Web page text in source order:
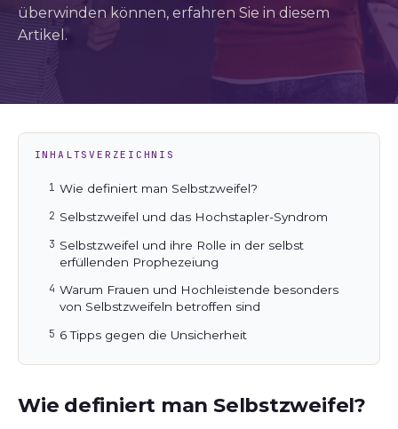
überwinden können, erfahren Sie in diesem
Artikel.
INHALTSVERZEICHNIS
Wie definiert man Selbstzweifel?
Selbstzweifel und das Hochstapler-Syndrom
Selbstzweifel und ihre Rolle in der selbst
erfüllenden Prophezeiung
Warum Frauen und Hochleistende besonders
von Selbstzweifeln betroffen sind
6 Tipps gegen die Unsicherheit
Wie definiert man Selbstzweifel?